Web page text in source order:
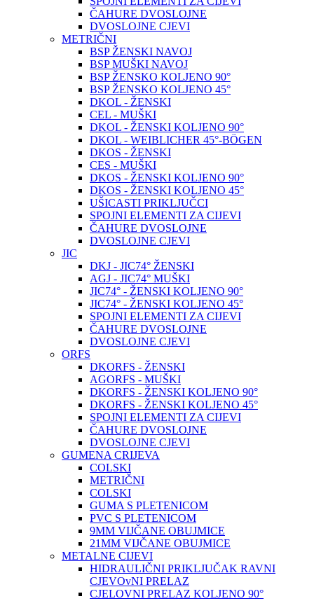
ČAHURE DVOSLOJNE
DVOSLOJNE CJEVI
METRIČNI
BSP ŽENSKI NAVOJ
BSP MUŠKI NAVOJ
BSP ŽENSKO KOLJENO 90°
BSP ŽENSKO KOLJENO 45°
DKOL - ŽENSKI
CEL - MUŠKI
DKOL - ŽENSKI KOLJENO 90°
DKOL - WEIBLICHER 45°-BÖGEN
DKOS - ŽENSKI
CES - MUŠKI
DKOS - ŽENSKI KOLJENO 90°
DKOS - ŽENSKI KOLJENO 45°
UŠICASTI PRIKLJUČCI
SPOJNI ELEMENTI ZA CIJEVI
ČAHURE DVOSLOJNE
DVOSLOJNE CJEVI
JIC
DKJ - JIC74° ŽENSKI
AGJ - JIC74° MUŠKI
JIC74° - ŽENSKI KOLJENO 90°
JIC74° - ŽENSKI KOLJENO 45°
SPOJNI ELEMENTI ZA CIJEVI
ČAHURE DVOSLOJNE
DVOSLOJNE CJEVI
ORFS
DKORFS - ŽENSKI
AGORFS - MUŠKI
DKORFS - ŽENSKI KOLJENO 90°
DKORFS - ŽENSKI KOLJENO 45°
SPOJNI ELEMENTI ZA CIJEVI
ČAHURE DVOSLOJNE
DVOSLOJNE CJEVI
GUMENA CRIJEVA
COLSKI
METRIČNI
COLSKI
GUMA S PLETENICOM
PVC S PLETENICOM
9MM VIJČANE OBUJMICE
21MM VIJČANE OBUJMICE
METALNE CIJEVI
HIDRAULIČNI PRIKLJUČAK RAVNI
CJEVOvNI PRELAZ
CJELOVNI PRELAZ KOLJENO 90°